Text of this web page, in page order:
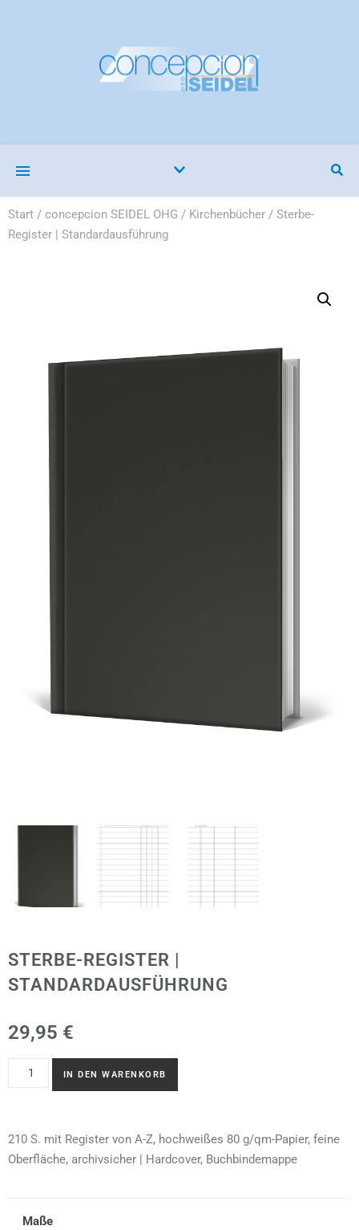
Start / concepcion SEIDEL OHG / Kirchenbücher / Sterbe-
Register | Standardausführung
STERBE-REGISTER |
STANDARDAUSFÜHRUNG
29,95 €
IN DEN WARENKORB
210 S. mit Register von A-Z, hochweißes 80 g/qm-Papier, feine
Oberfläche, archivsicher | Hardcover, Buchbindemappe
Maße